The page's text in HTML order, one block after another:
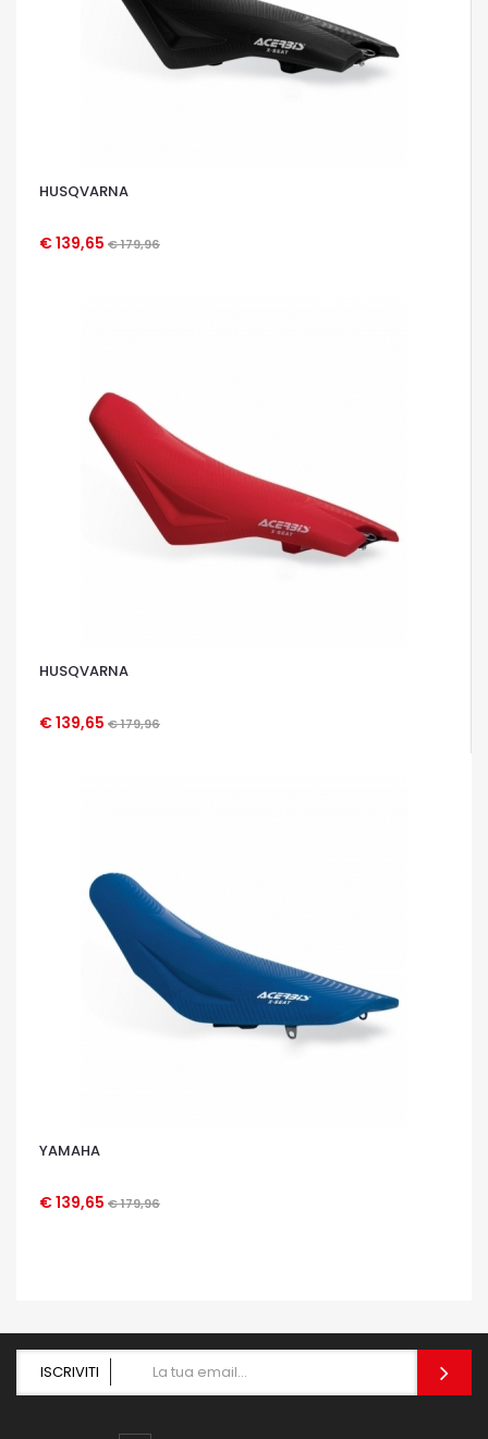
HUSQVARNA
€ 139,65 € 179,96
OCCHIATA VELOCE
HUSQVARNA
€ 139,65 € 179,96
OCCHIATA VELOCE
YAMAHA
€ 139,65 € 179,96
OCCHIATA VELOCE
ISCRIVITI